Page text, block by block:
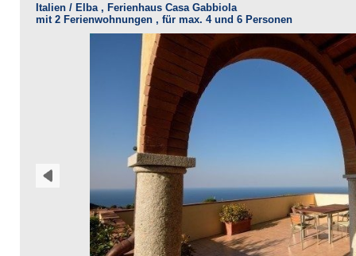
Italien / Elba , Ferienhaus Casa Gabbiola
mit 2 Ferienwohnungen , für max. 4 und 6 Personen